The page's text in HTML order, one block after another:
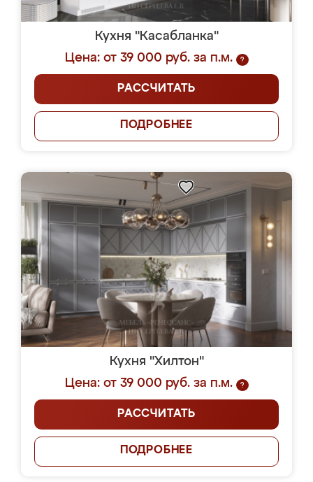
Кухня "Касабланка"
Цена: от 39 000 руб. за п.м.
?
РАССЧИТАТЬ
ПОДРОБНЕЕ
Кухня "Хилтон"
Цена: от 39 000 руб. за п.м.
?
РАССЧИТАТЬ
ПОДРОБНЕЕ